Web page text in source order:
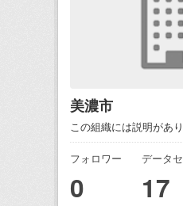
美濃市
この組織には説明があ
フォロワー
0
データ
17